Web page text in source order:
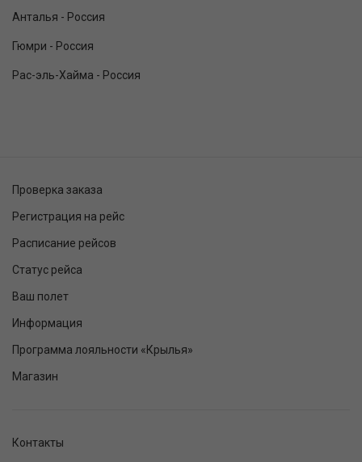
Анталья - Россия
Гюмри - Россия
Рас-эль-Хайма - Россия
Проверка заказа
Регистрация на рейс
Расписание рейсов
Статус рейса
Ваш полет
Информация
Программа лояльности «Крылья»
Магазин
Контакты